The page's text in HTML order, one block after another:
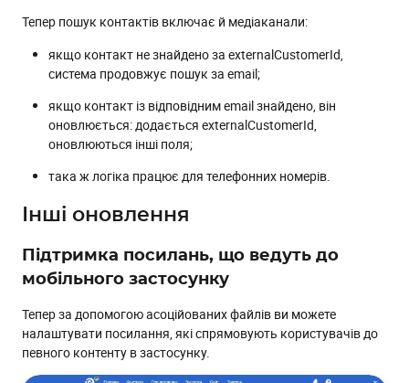
Тепер пошук контактів включає й медіаканали:
якщо контакт не знайдено за externalCustomerId,
система продовжує пошук за email;
якщо контакт із відповідним email знайдено, він
оновлюється: додається externalCustomerId,
оновлюються інші поля;
така ж логіка працює для телефонних номерів.
Інші оновлення
Підтримка посилань, що ведуть до
мобільного застосунку
Тепер за допомогою асоційованих файлів ви можете
налаштувати посилання, які спрямовують користувачів до
певного контенту в застосунку.